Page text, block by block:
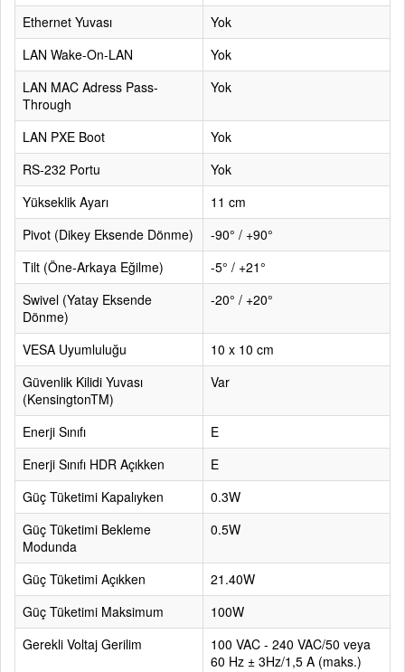
Ethernet Yuvası
Yok
LAN Wake-On-LAN
Yok
LAN MAC Adress Pass-
Through
Yok
LAN PXE Boot
Yok
RS-232 Portu
Yok
Yükseklik Ayarı
11 cm
Pivot (Dikey Eksende Dönme)
-90° / +90°
Tilt (Öne-Arkaya Eğilme)
-5° / +21°
Swivel (Yatay Eksende
Dönme)
-20° / +20°
VESA Uyumluluğu
10 x 10 cm
Güvenlik Kilidi Yuvası
(KensingtonTM)
Var
Enerji Sınıfı
E
Enerji Sınıfı HDR Açıkken
E
Güç Tüketimi Kapalıyken
0.3W
Güç Tüketimi Bekleme
Modunda
0.5W
Güç Tüketimi Açıkken
21.40W
Güç Tüketimi Maksimum
100W
Gerekli Voltaj Gerilim
100 VAC - 240 VAC/50 veya
60 Hz ± 3Hz/1,5 A (maks.)